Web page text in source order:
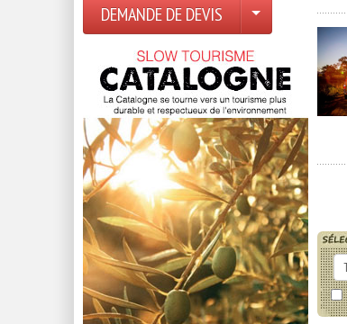
DEMANDE DE DEVIS